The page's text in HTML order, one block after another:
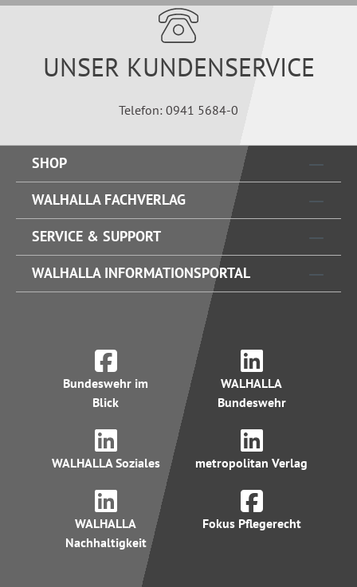
UNSER KUNDENSERVICE
Telefon: 0941 5684-0
SHOP
WALHALLA FACHVERLAG
SERVICE & SUPPORT
WALHALLA INFORMATIONSPORTAL
Bundeswehr im
Blick
WALHALLA
Bundeswehr
WALHALLA Soziales metropolitan Verlag
WALHALLA
Nachhaltigkeit
Fokus Pflegerecht